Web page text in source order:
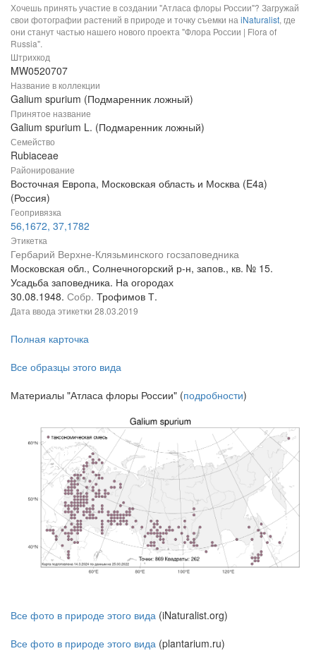
Хочешь принять участие в создании "Атласа флоры России"? Загружай
свои фотографии растений в природе и точку съемки на iNaturalist, где
они станут частью нашего нового проекта "Флора России | Flora of
Russia".
Штрихкод
MW0520707
Название в коллекции
Galium spurium (Подмаренник ложный)
Принятое название
Galium spurium L. (Подмаренник ложный)
Семейство
Rubiaceae
Районирование
Восточная Европа, Московская область и Москва (E4a)
(Россия)
Геопривязка
56,1672, 37,1782
Этикетка
Гербарий Верхне-Клязьминского госзаповедника
Московская обл., Солнечногорский р-н, запов., кв. № 15.
Усадьба заповедника. На огородах
30.08.1948. Собр. Трофимов Т.
Дата ввода этикетки 28.03.2019
Полная карточка
Все образцы этого вида
Материалы "Атласа флоры России" (подробности)
Все фото в природе этого вида (iNaturalist.org)
Все фото в природе этого вида (plantarium.ru)